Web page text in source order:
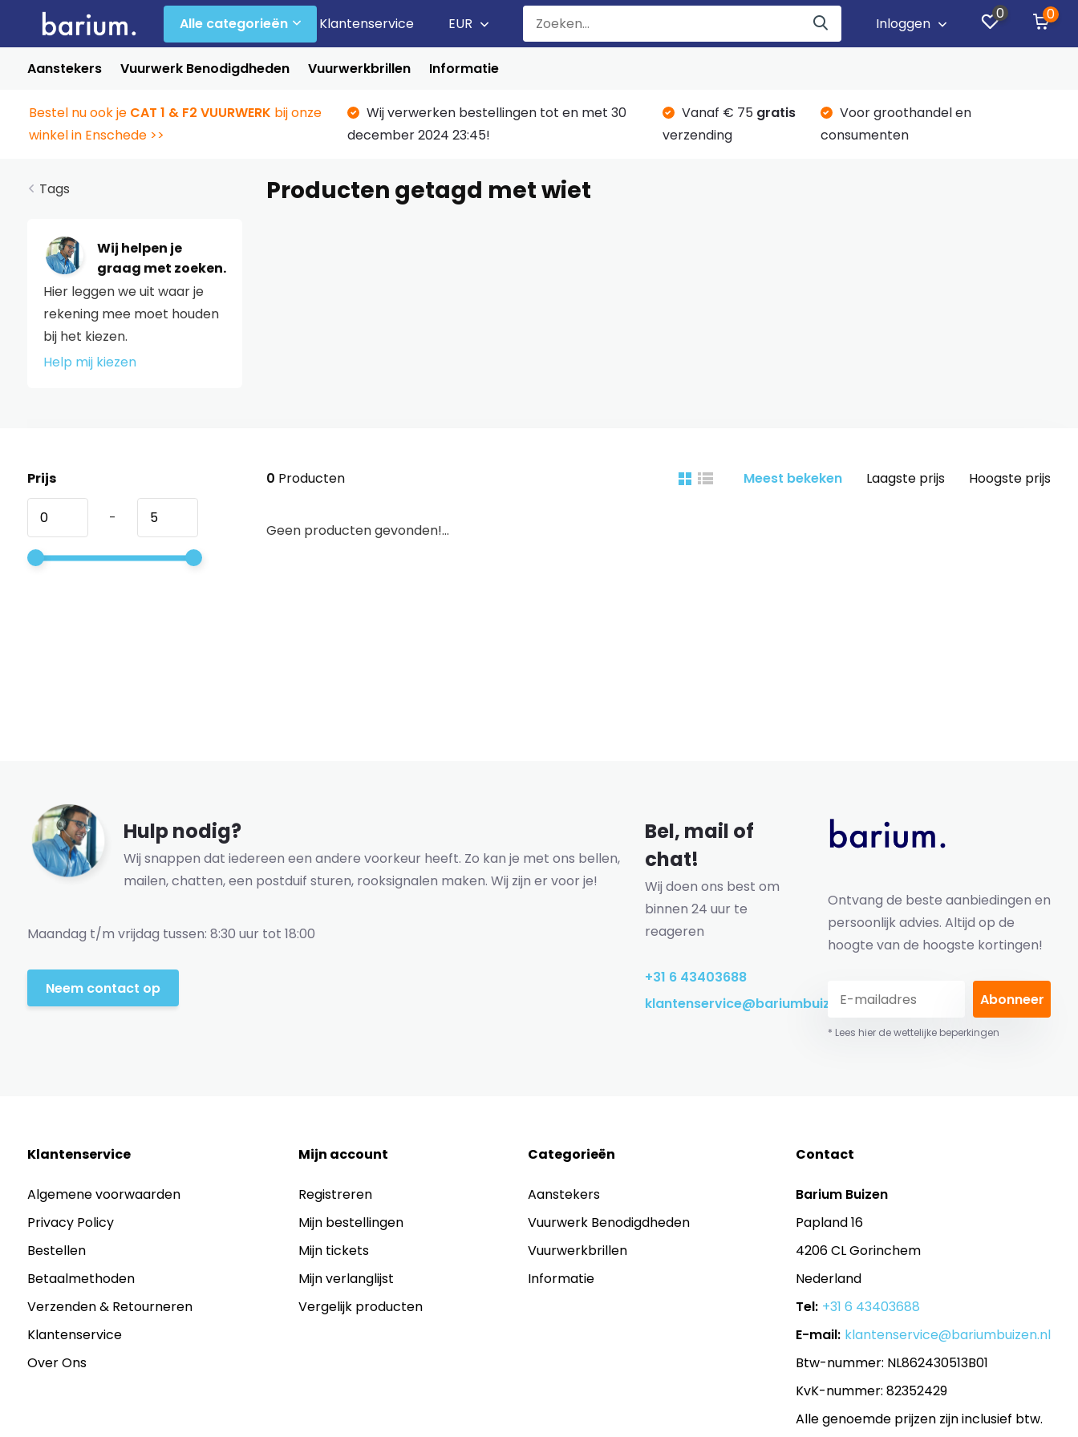
Alle categorieën Klantenservice EUR Inloggen
0 0
Aanstekers Vuurwerk Benodigdheden Vuurwerkbrillen Informatie
Bestel nu ook je CAT 1 & F2 VUURWERK bij onze
winkel in Enschede >>
Wij verwerken bestellingen tot en met 30
december 2024 23:45!
Vanaf € 75 gratis
verzending
Voor groothandel en
consumenten
Tags
Wij helpen je
graag met zoeken.
Hier leggen we uit waar je
rekening mee moet houden
bij het kiezen.
Help mij kiezen
Producten getagd met wiet
Prijs
-
0 Producten Meest bekeken Laagste prijs Hoogste prijs
Geen producten gevonden!...
Hulp nodig?
Wij snappen dat iedereen een andere voorkeur heeft. Zo kan je met ons bellen,
mailen, chatten, een postduif sturen, rooksignalen maken. Wij zijn er voor je!
Maandag t/m vrijdag tussen: 8:30 uur tot 18:00
Neem contact op
Bel, mail of
chat!
Wij doen ons best om
binnen 24 uur te
reageren
+31 6 43403688
klantenservice@bariumbuizen.nl
Ontvang de beste aanbiedingen en
persoonlijk advies. Altijd op de
hoogte van de hoogste kortingen!
Abonneer
* Lees hier de wettelijke beperkingen
Klantenservice
Algemene voorwaarden
Privacy Policy
Bestellen
Betaalmethoden
Verzenden & Retourneren
Klantenservice
Over Ons
Mijn account
Registreren
Mijn bestellingen
Mijn tickets
Mijn verlanglijst
Vergelijk producten
Categorieën
Aanstekers
Vuurwerk Benodigdheden
Vuurwerkbrillen
Informatie
Contact
Barium Buizen
Papland 16
4206 CL Gorinchem
Nederland
Tel: +31 6 43403688
E-mail: klantenservice@bariumbuizen.nl
Btw-nummer: NL862430513B01
KvK-nummer: 82352429
Alle genoemde prijzen zijn inclusief btw.